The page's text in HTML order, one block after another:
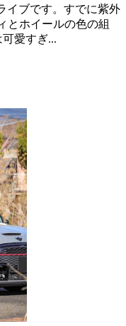
イブです。すでに紫外
とホイールの色の組
愛すぎ...